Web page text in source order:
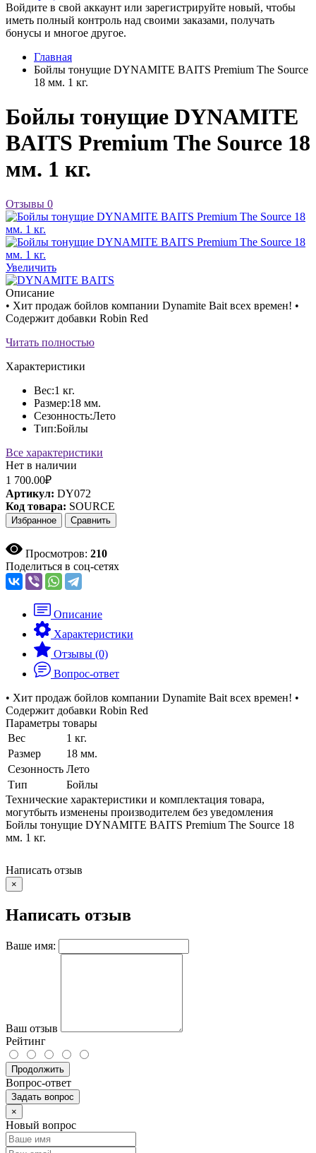
Войдите в свой аккаунт или зарегистрируйте новый, чтобы
иметь полный контроль над своими заказами, получать
бонусы и многое другое.
Главная
Бойлы тонущие DYNAMITE BAITS Premium The Source
18 мм. 1 кг.
Бойлы тонущие DYNAMITE
BAITS Premium The Source 18
мм. 1 кг.
Отзывы 0
Увеличить
Описание
• Хит продаж бойлов компании Dynamite Bait всех времен! •
Содержит добавки Robin Red
Читать полностью
Характеристики
Вес:1 кг.
Размер:18 мм.
Сезонность:Лето
Тип:Бойлы
Все характеристики
Нет в наличии
1 700.00₽
Артикул: DY072
Код товара: SOURCE
Избранное Сравнить
Просмотров: 210
Поделиться в соц-сетях
Описание
Характеристики
Отзывы (0)
Вопрос-ответ
• Хит продаж бойлов компании Dynamite Bait всех времен! •
Содержит добавки Robin Red
Параметры товары
Вес
1 кг.
Размер
18 мм.
Сезонность Лето
Тип
Бойлы
Технические характеристики и комплектация товара,
могутбыть изменены производителем без уведомления
Бойлы тонущие DYNAMITE BAITS Premium The Source 18
мм. 1 кг.
Написать отзыв
×
Написать отзыв
Ваше имя:
Ваш отзыв
Рейтинг
Продолжить
Вопрос-ответ
Задать вопрос
×
Новый вопрос